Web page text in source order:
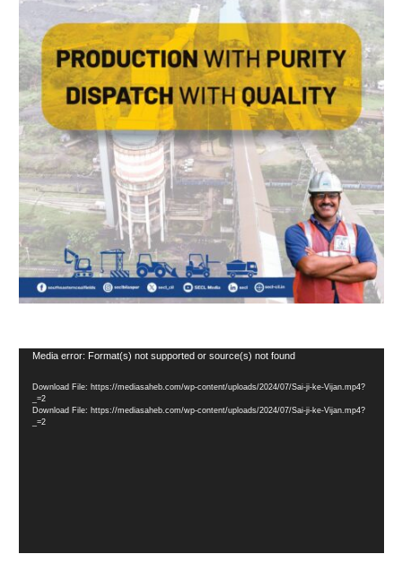
Video
Media error: Format(s) not supported or source(s) not found
Download File: https://mediasaheb.com/wp-content/uploads/2024/07/Sai-ji-ke-Vijan.mp4?
_=2
Download File: https://mediasaheb.com/wp-content/uploads/2024/07/Sai-ji-ke-Vijan.mp4?
_=2